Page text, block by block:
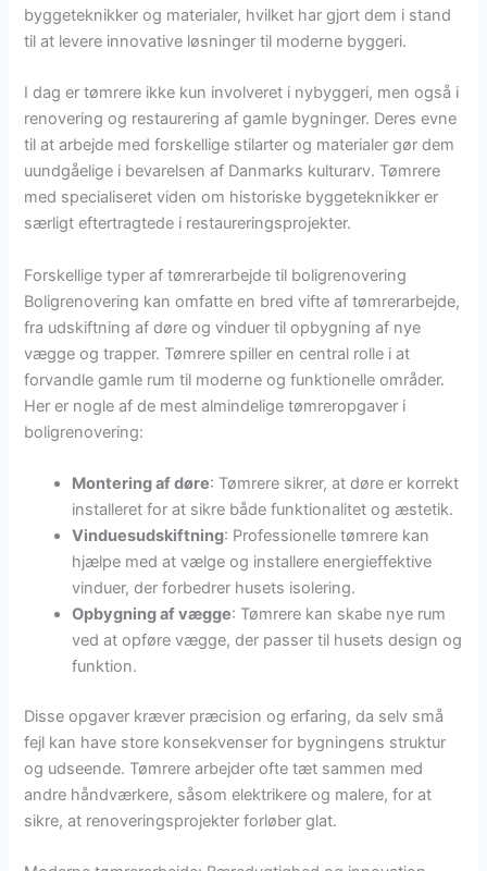
byggeteknikker og materialer, hvilket har gjort dem i stand
til at levere innovative løsninger til moderne byggeri.
I dag er tømrere ikke kun involveret i nybyggeri, men også i
renovering og restaurering af gamle bygninger. Deres evne
til at arbejde med forskellige stilarter og materialer gør dem
uundgåelige i bevarelsen af Danmarks kulturarv. Tømrere
med specialiseret viden om historiske byggeteknikker er
særligt eftertragtede i restaureringsprojekter.
Forskellige typer af tømrerarbejde til boligrenovering
Boligrenovering kan omfatte en bred vifte af tømrerarbejde,
fra udskiftning af døre og vinduer til opbygning af nye
vægge og trapper. Tømrere spiller en central rolle i at
forvandle gamle rum til moderne og funktionelle områder.
Her er nogle af de mest almindelige tømreropgaver i
boligrenovering:
Montering af døre: Tømrere sikrer, at døre er korrekt
installeret for at sikre både funktionalitet og æstetik.
Vinduesudskiftning: Professionelle tømrere kan
hjælpe med at vælge og installere energieffektive
vinduer, der forbedrer husets isolering.
Opbygning af vægge: Tømrere kan skabe nye rum
ved at opføre vægge, der passer til husets design og
funktion.
Disse opgaver kræver præcision og erfaring, da selv små
fejl kan have store konsekvenser for bygningens struktur
og udseende. Tømrere arbejder ofte tæt sammen med
andre håndværkere, såsom elektrikere og malere, for at
sikre, at renoveringsprojekter forløber glat.